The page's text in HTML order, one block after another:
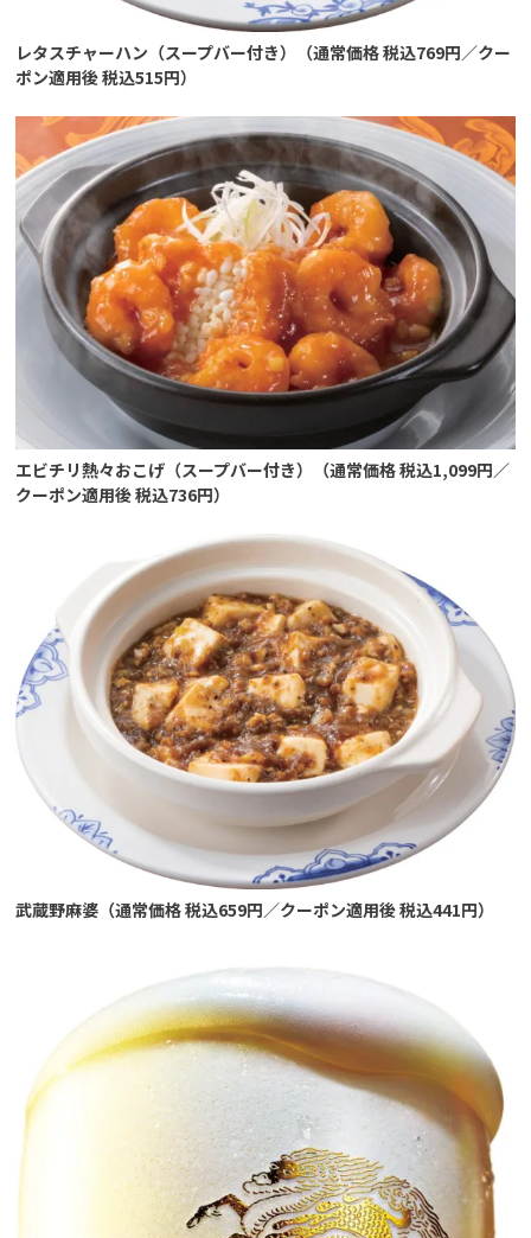
レタスチャーハン（スープバー付き）（通常価格 税込769円／クー
ポン適用後 税込515円）
エビチリ熱々おこげ（スープバー付き）（通常価格 税込1,099円／
クーポン適用後 税込736円）
武蔵野麻婆（通常価格 税込659円／クーポン適用後 税込441円）